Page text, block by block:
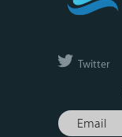
Twitter